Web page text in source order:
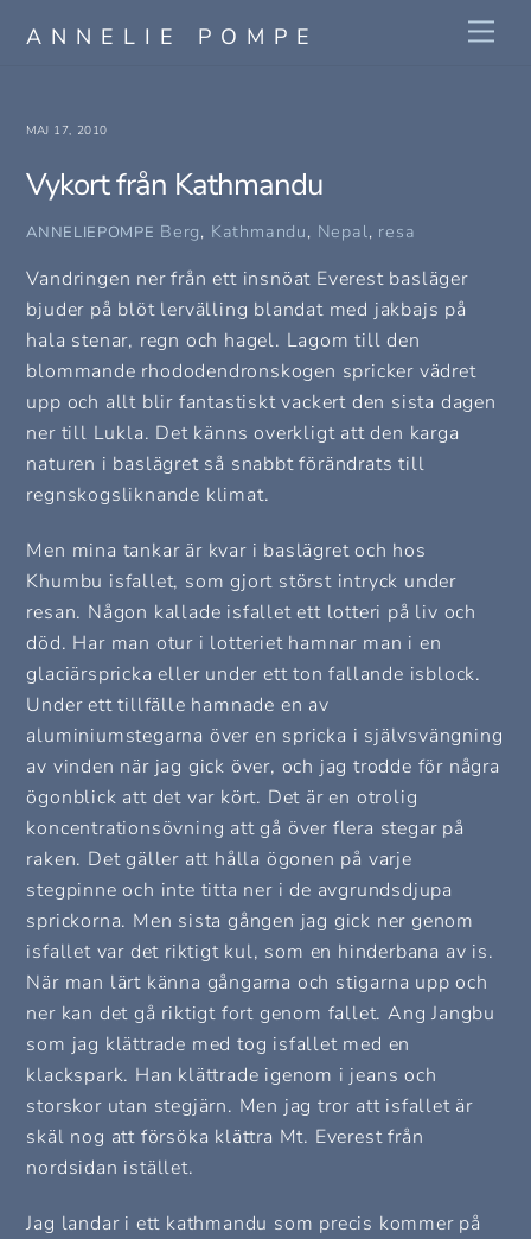
ANNELIE POMPE
MAJ 17, 2010
Vykort från Kathmandu
ANNELIEPOMPE Berg, Kathmandu, Nepal, resa
Vandringen ner från ett insnöat Everest basläger
bjuder på blöt lervälling blandat med jakbajs på
hala stenar, regn och hagel. Lagom till den
blommande rhododendronskogen spricker vädret
upp och allt blir fantastiskt vackert den sista dagen
ner till Lukla. Det känns overkligt att den karga
naturen i baslägret så snabbt förändrats till
regnskogsliknande klimat.
Men mina tankar är kvar i baslägret och hos
Khumbu isfallet, som gjort störst intryck under
resan. Någon kallade isfallet ett lotteri på liv och
död. Har man otur i lotteriet hamnar man i en
glaciärspricka eller under ett ton fallande isblock.
Under ett tillfälle hamnade en av
aluminiumstegarna över en spricka i självsvängning
av vinden när jag gick över, och jag trodde för några
ögonblick att det var kört. Det är en otrolig
koncentrationsövning att gå över flera stegar på
raken. Det gäller att hålla ögonen på varje
stegpinne och inte titta ner i de avgrundsdjupa
sprickorna. Men sista gången jag gick ner genom
isfallet var det riktigt kul, som en hinderbana av is.
När man lärt känna gångarna och stigarna upp och
ner kan det gå riktigt fort genom fallet. Ang Jangbu
som jag klättrade med tog isfallet med en
klackspark. Han klättrade igenom i jeans och
storskor utan stegjärn. Men jag tror att isfallet är
skäl nog att försöka klättra Mt. Everest från
nordsidan istället.
Jag landar i ett kathmandu som precis kommer på